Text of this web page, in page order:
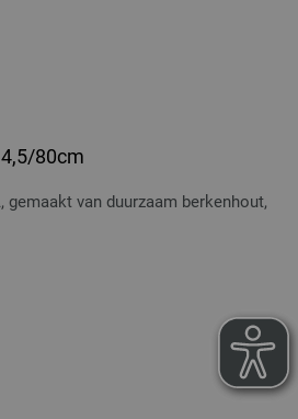
80cm
gemaakt van duurzaam berkenhout,